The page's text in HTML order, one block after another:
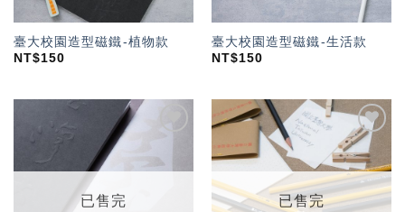
臺大校園造型磁鐵-植物款
NT$150
臺大校園造型磁鐵-生活款
NT$150
望輕
已售完
加入
「願
望輕
單」
已售完